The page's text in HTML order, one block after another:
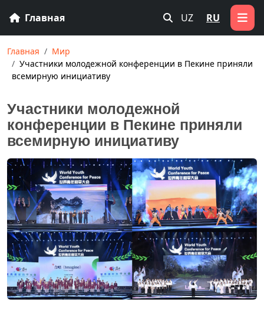
Главная UZ RU
Главная
Мир
Участники молодежной конференции в Пекине приняли
всемирную инициативу
Участники молодежной
конференции в Пекине приняли
всемирную инициативу